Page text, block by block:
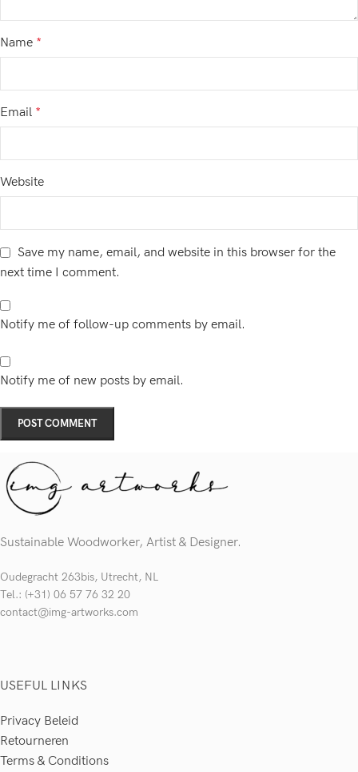
Name *
Email *
Website
Save my name, email, and website in this browser for the
next time I comment.
Notify me of follow-up comments by email.
Notify me of new posts by email.
Sustainable Woodworker, Artist & Designer.
Oudegracht 263bis, Utrecht, NL
Tel.: (+31) 06 57 76 32 20
contact@img-artworks.com
USEFUL LINKS
Privacy Beleid
Retourneren
Terms & Conditions